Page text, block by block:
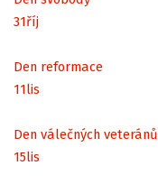
31říj
Den reformace
11lis
Den válečných veteránů
15lis